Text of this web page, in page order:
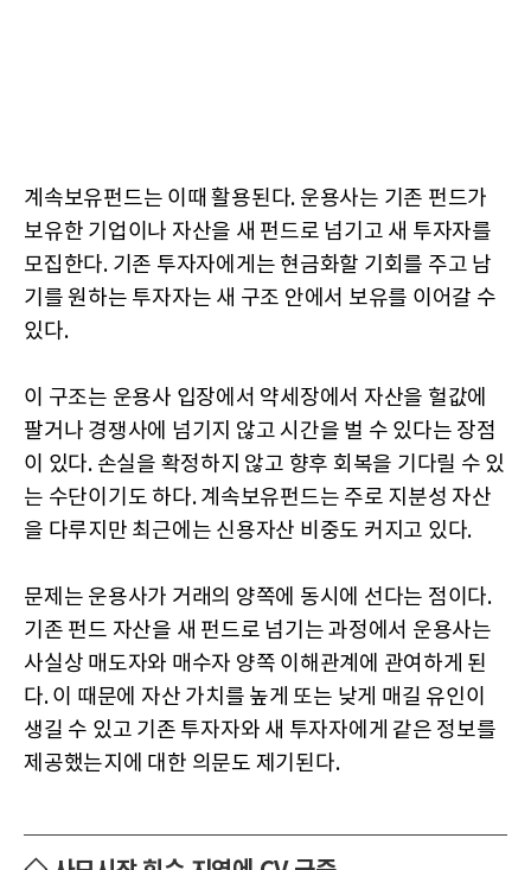
계속보유펀드는 이때 활용된다. 운용사는 기존 펀드가
보유한 기업이나 자산을 새 펀드로 넘기고 새 투자자를
모집한다. 기존 투자자에게는 현금화할 기회를 주고 남
기를 원하는 투자자는 새 구조 안에서 보유를 이어갈 수
있다.
이 구조는 운용사 입장에서 약세장에서 자산을 헐값에
팔거나 경쟁사에 넘기지 않고 시간을 벌 수 있다는 장점
이 있다. 손실을 확정하지 않고 향후 회복을 기다릴 수 있
는 수단이기도 하다. 계속보유펀드는 주로 지분성 자산
을 다루지만 최근에는 신용자산 비중도 커지고 있다.
문제는 운용사가 거래의 양쪽에 동시에 선다는 점이다.
기존 펀드 자산을 새 펀드로 넘기는 과정에서 운용사는
사실상 매도자와 매수자 양쪽 이해관계에 관여하게 된
다. 이 때문에 자산 가치를 높게 또는 낮게 매길 유인이
생길 수 있고 기존 투자자와 새 투자자에게 같은 정보를
제공했는지에 대한 의문도 제기된다.